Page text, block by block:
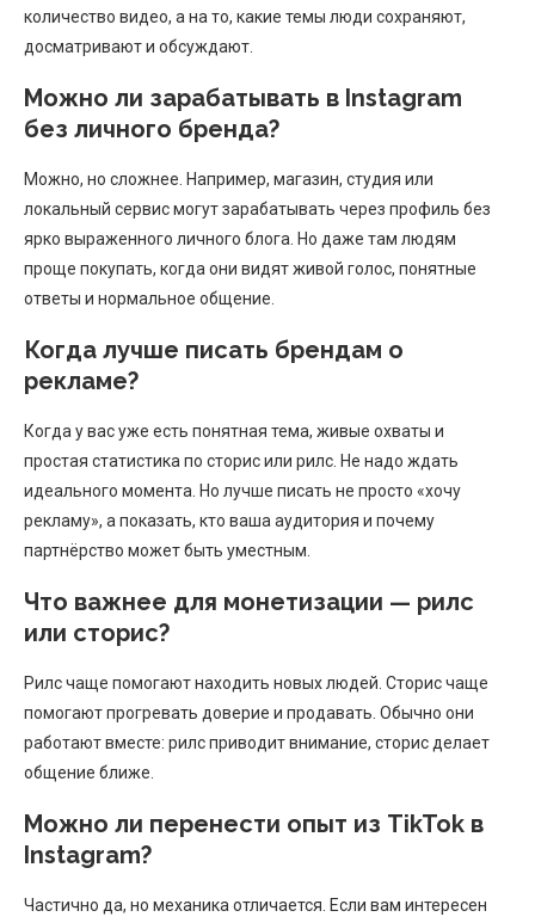
количество видео, а на то, какие темы люди сохраняют,
досматривают и обсуждают.
Можно ли зарабатывать в Instagram
без личного бренда?
Можно, но сложнее. Например, магазин, студия или
локальный сервис могут зарабатывать через профиль без
ярко выраженного личного блога. Но даже там людям
проще покупать, когда они видят живой голос, понятные
ответы и нормальное общение.
Когда лучше писать брендам о
рекламе?
Когда у вас уже есть понятная тема, живые охваты и
простая статистика по сторис или рилс. Не надо ждать
идеального момента. Но лучше писать не просто «хочу
рекламу», а показать, кто ваша аудитория и почему
партнёрство может быть уместным.
Что важнее для монетизации — рилс
или сторис?
Рилс чаще помогают находить новых людей. Сторис чаще
помогают прогревать доверие и продавать. Обычно они
работают вместе: рилс приводит внимание, сторис делает
общение ближе.
Можно ли перенести опыт из TikTok в
Instagram?
Частично да, но механика отличается. Если вам интересен